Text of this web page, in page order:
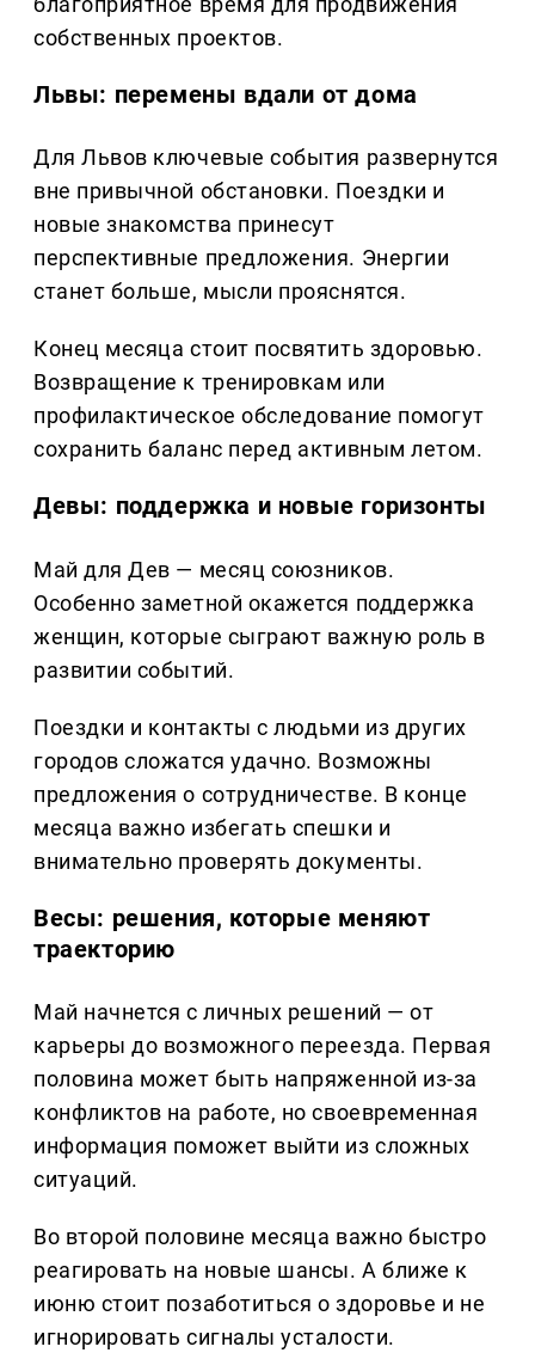
собственных проектов.
Львы: перемены вдали от дома
Для Львов ключевые события развернутся
вне привычной обстановки. Поездки и
новые знакомства принесут
перспективные предложения. Энергии
станет больше, мысли прояснятся.
Конец месяца стоит посвятить здоровью.
Возвращение к тренировкам или
профилактическое обследование помогут
сохранить баланс перед активным летом.
Девы: поддержка и новые горизонты
Май для Дев — месяц союзников.
Особенно заметной окажется поддержка
женщин, которые сыграют важную роль в
развитии событий.
Поездки и контакты с людьми из других
городов сложатся удачно. Возможны
предложения о сотрудничестве. В конце
месяца важно избегать спешки и
внимательно проверять документы.
Весы: решения, которые меняют
траекторию
Май начнется с личных решений — от
карьеры до возможного переезда. Первая
половина может быть напряженной из-за
конфликтов на работе, но своевременная
информация поможет выйти из сложных
ситуаций.
Во второй половине месяца важно быстро
реагировать на новые шансы. А ближе к
июню стоит позаботиться о здоровье и не
игнорировать сигналы усталости.